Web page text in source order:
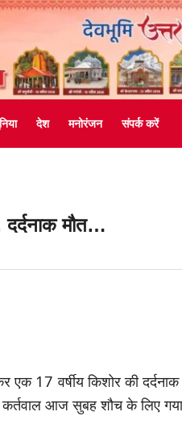
देश मनोरंजन संपर्क करें
मौत…
17 वर्षीय किशोर की
आज सुबह शौच के लिए